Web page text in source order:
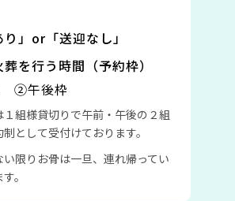
り」or「送迎なし」
を行う時間（予約枠）
②午後枠
１組様貸切りで午前・午後の２組
として受付けております。
い限りお骨は一旦、連れ帰ってい
。